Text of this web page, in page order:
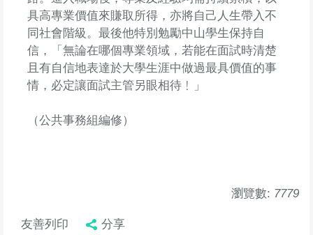
具高專業價值來賺取所得，亦將自己人生帶入不
同社會階級。最後他特別勉勵中山學生保持自
信，「無論在哪個專業領域，若能在面試時清楚
且有自信地表達於大學生涯中做過最具價值的事
情，必定讓面試主管另眼相待﹗」
（公共事務組編修）
瀏覽數: 7779
友善列印 分享